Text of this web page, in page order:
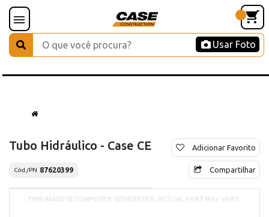
Usar Foto
Tubo Hidráulico - Case CE
Cód./PN 87620399
Adicionar Favorito
Compartilhar